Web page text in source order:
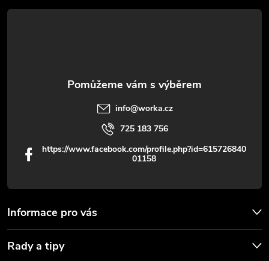
t
Informace pro vás
Rady a tipy
info@worka.cz
725 183 756
https://www.facebook.com/profile.php?id=615726840
01158